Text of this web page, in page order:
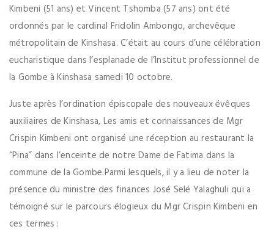
Kimbeni (51 ans) et Vincent Tshomba (57 ans) ont été
ordonnés par le cardinal Fridolin Ambongo, archevêque
métropolitain de Kinshasa. C’était au cours d’une célébration
eucharistique dans l’esplanade de l’Institut professionnel de
la Gombe à Kinshasa samedi 10 octobre.
Juste après l’ordination épiscopale des nouveaux évêques
auxiliaires de Kinshasa, Les amis et connaissances de Mgr
Crispin Kimbeni ont organisé une réception au restaurant la
“Pina” dans l’enceinte de notre Dame de Fatima dans la
commune de la Gombe.Parmi lesquels, il y a lieu de noter la
présence du ministre des finances José Selé Yalaghuli qui a
témoigné sur le parcours élogieux du Mgr Crispin Kimbeni en
ces termes :